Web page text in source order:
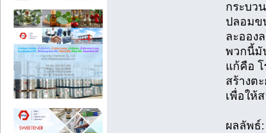
กระบว
ปลอมข
ละออง
พวกนี้มั
แก้คือ โ
สร้างต
เพื่อให้
ผลลัพธ์: